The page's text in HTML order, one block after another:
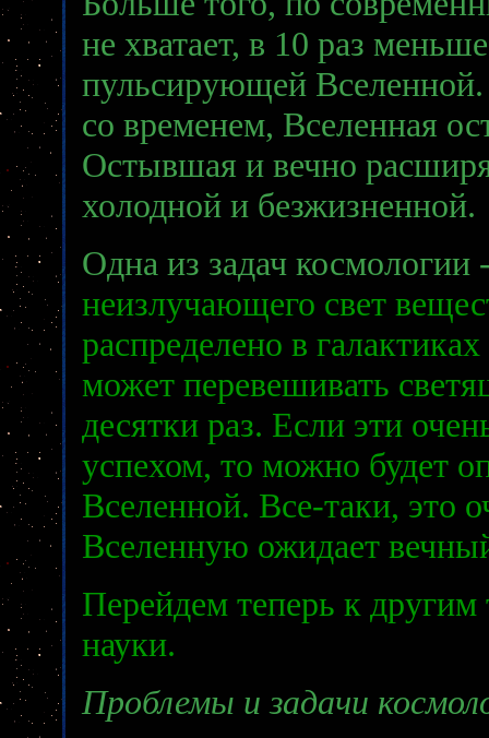
не хватает, в 10 раз
пульсирующей Вселенной.
со временем, Вселенная
Остывшая и вечно
холодной и безжизненной.
Одна из задач космологии
неизлучающего свет
распределено в
может перевешивать
десятки раз. Если эти
успехом, то можно будет
Вселенной. Все-таки, это
Вселенную ожидает
Перейдем теперь к другим
науки.
Проблемы и задачи